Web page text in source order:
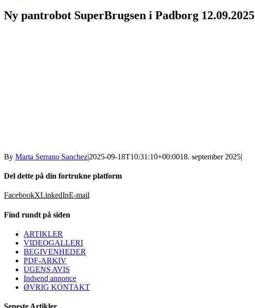
Ny pantrobot SuperBrugsen i Padborg 12.09.2025
By Marta Serrano Sanchez|2025-09-18T10:31:10+00:0018. september 2025|
Del dette på din fortrukne platform
FacebookXLinkedInE-mail
Find rundt på siden
ARTIKLER
VIDEOGALLERI
BEGIVENHEDER
PDF-ARKIV
UGENS AVIS
Indsend annonce
ØVRIG KONTAKT